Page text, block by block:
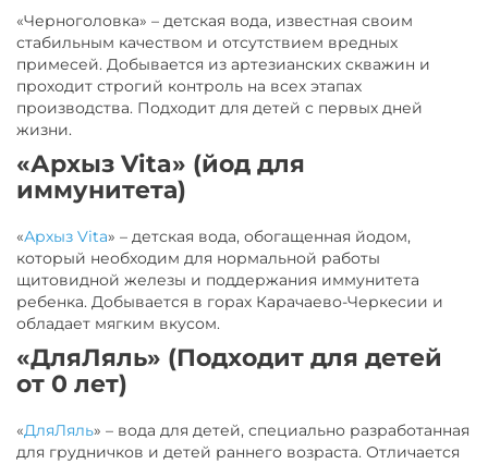
«Черноголовка» – детская вода, известная своим
стабильным качеством и отсутствием вредных
примесей. Добывается из артезианских скважин и
проходит строгий контроль на всех этапах
производства. Подходит для детей с первых дней
жизни.
«Архыз Vita» (йод для
иммунитета)
«Архыз Vita» – детская вода, обогащенная йодом,
который необходим для нормальной работы
щитовидной железы и поддержания иммунитета
ребенка. Добывается в горах Карачаево-Черкесии и
обладает мягким вкусом.
«ДляЛяль» (Подходит для детей
от 0 лет)
«ДляЛяль» – вода для детей, специально разработанная
для грудничков и детей раннего возраста. Отличается